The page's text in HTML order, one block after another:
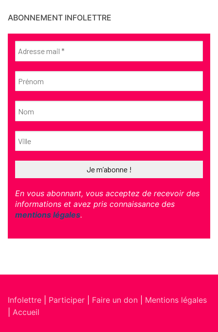
ABONNEMENT INFOLETTRE
En vous abonnant, vous acceptez de recevoir des
informations et avez pris connaissance des
mentions légales.
Infolettre Participer Faire un don
Mentions légales
Accueil